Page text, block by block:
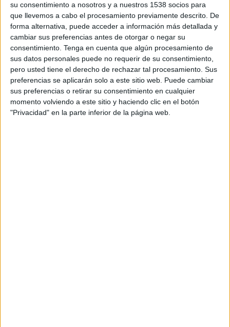
su consentimiento a nosotros y a nuestros 1538 socios para
que llevemos a cabo el procesamiento previamente descrito. De
forma alternativa, puede acceder a información más detallada y
cambiar sus preferencias antes de otorgar o negar su
consentimiento. Tenga en cuenta que algún procesamiento de
sus datos personales puede no requerir de su consentimiento,
pero usted tiene el derecho de rechazar tal procesamiento. Sus
preferencias se aplicarán solo a este sitio web. Puede cambiar
sus preferencias o retirar su consentimiento en cualquier
momento volviendo a este sitio y haciendo clic en el botón
"Privacidad" en la parte inferior de la página web.
Notícia
El tancament del Cap de Creus i
l'Albera pel risc d'incendi agafa per
sorpresa als visitants
Sorpresa entre les desenes de visitants que intentaven